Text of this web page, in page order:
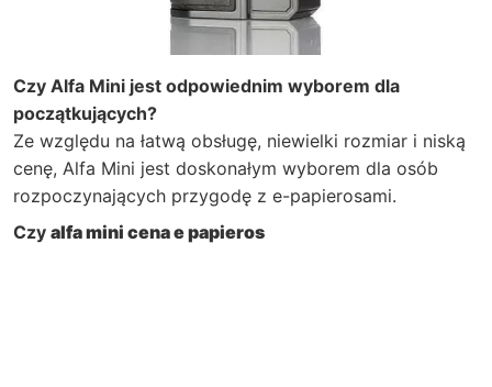
Czy Alfa Mini jest odpowiednim wyborem dla
początkujących?
Ze względu na łatwą obsługę, niewielki rozmiar i niską
cenę, Alfa Mini jest doskonałym wyborem dla osób
rozpoczynających przygodę z e-papierosami.
Czy alfa mini cena e papieros